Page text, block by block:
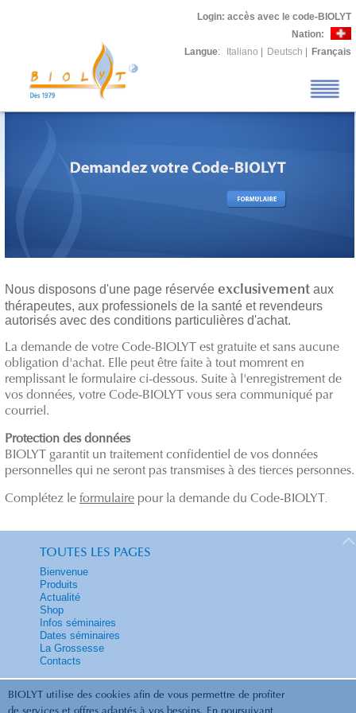
BIOLYT utilise des cookies afin de vous permettre de profiter
Login: accès avec le code-BIOLYT
Nation:
Langue: Italiano Deutsch Français
Nous disposons d'une page réservée exclusivement aux
thérapeutes, aux professionels de la santé et revendeurs
autorisés avec des conditions particulières d'achat.
La demande de votre Code-BIOLYT est gratuite et sans aucune
obligation d'achat. Elle peut être faite à tout momrent en
remplissant le formulaire ci-dessous. Suite à l'enregistrement de
vos données, votre Code-BIOLYT vous sera communiqué par
courriel.
Protection des données
BIOLYT garantit un traitement confidentiel de vos données
personnelles qui ne seront pas transmises à des tierces personnes.
Complétez le formulaire pour la demande du Code-BIOLYT .
TOUTES LES PAGES
Bienvenue
Produits
Actualité
Shop
Infos séminaires
Dates séminaires
La Grossesse
Contacts